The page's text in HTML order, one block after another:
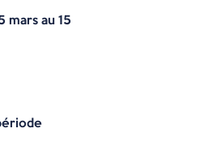
mars au 15